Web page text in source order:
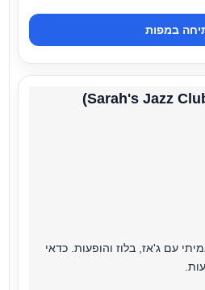
במפות
עם ג'אז, בלוז והופעות. כדאי